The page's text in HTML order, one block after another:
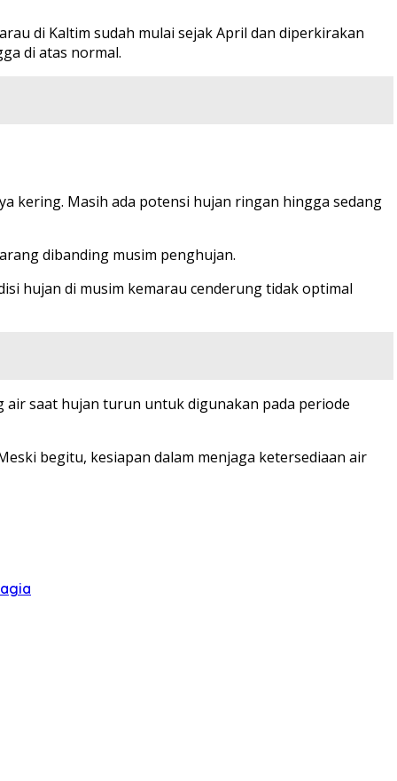
di Kaltim sudah mulai sejak April dan diperkirakan
di atas normal.
kering. Masih ada potensi hujan ringan hingga sedang
dibanding musim penghujan.
hujan di musim kemarau cenderung tidak optimal
air saat hujan turun untuk digunakan pada periode
begitu, kesiapan dalam menjaga ketersediaan air